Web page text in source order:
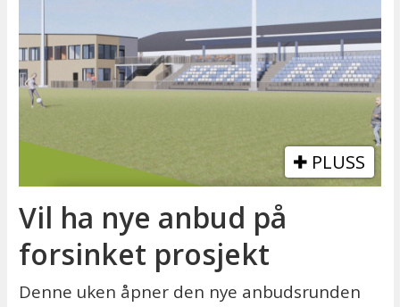
PLUSS
Vil ha nye anbud på
forsinket prosjekt
Denne uken åpner den nye anbudsrunden